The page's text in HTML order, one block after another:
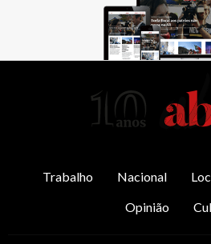
Trabalho Nacional
Opinião